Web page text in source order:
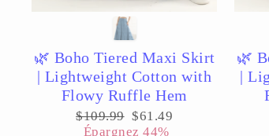
🌿 Boho Tiered Maxi Skirt
| Lightweight Cotton with
Flowy Ruffle Hem
Prix
régulier
$109.99 Prix
réduit
$61.49
Épargnez 44%
🌿
|